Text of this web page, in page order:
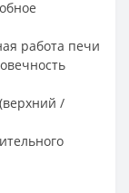
работа печи
/